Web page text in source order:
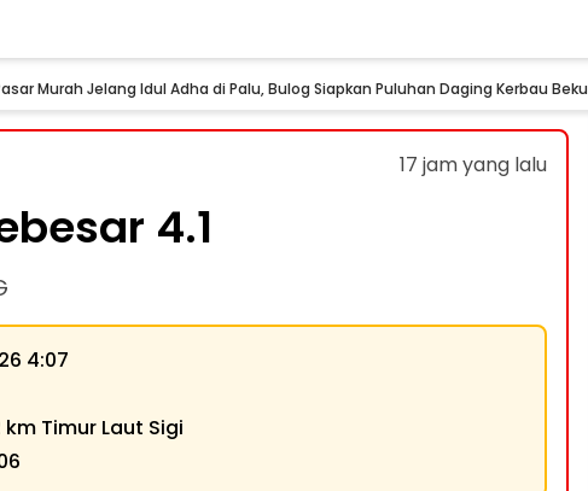
Murah Jelang Idul Adha di Palu, Bulog Siapkan Puluhan Daging Kerbau Beku
17 jam yang lalu
4.1
4:07
Timur Laut Sigi